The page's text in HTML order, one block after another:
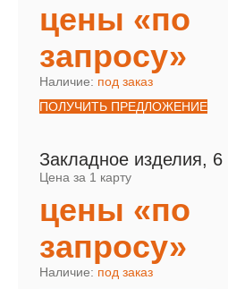
цены «по
запросу»
Наличие: под заказ
ПОЛУЧИТЬ ПРЕДЛОЖЕНИЕ
Закладное изделия,
Цена за 1 карту
цены «по
запросу»
Наличие: под заказ